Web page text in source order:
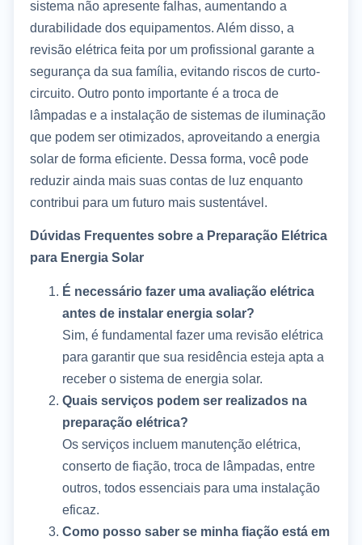
sistema não apresente falhas, aumentando a
durabilidade dos equipamentos. Além disso, a
revisão elétrica feita por um profissional garante a
segurança da sua família, evitando riscos de curto-
circuito. Outro ponto importante é a troca de
lâmpadas e a instalação de sistemas de iluminação
que podem ser otimizados, aproveitando a energia
solar de forma eficiente. Dessa forma, você pode
reduzir ainda mais suas contas de luz enquanto
contribui para um futuro mais sustentável.
Dúvidas Frequentes sobre a Preparação Elétrica
para Energia Solar
É necessário fazer uma avaliação elétrica
antes de instalar energia solar?
Sim, é fundamental fazer uma revisão elétrica
para garantir que sua residência esteja apta a
receber o sistema de energia solar.
Quais serviços podem ser realizados na
preparação elétrica?
Os serviços incluem manutenção elétrica,
conserto de fiação, troca de lâmpadas, entre
outros, todos essenciais para uma instalação
eficaz.
Como posso saber se minha fiação está em